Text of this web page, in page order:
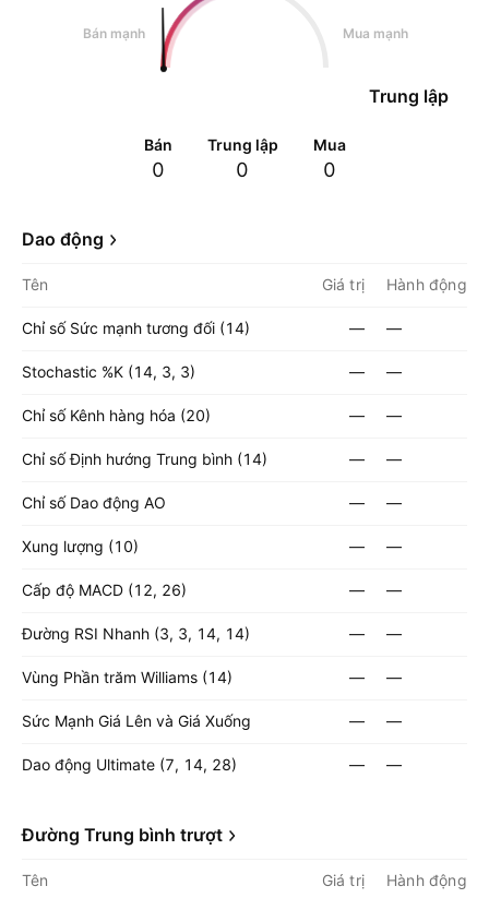
Bán mạnh Mua mạnh
Trung lập
Bán
0
Trung lập
0
Mua
0
Dao động
Tên Giá trị Hành động
Chỉ số Sức mạnh tương đối (14) — —
Stochastic %K (14, 3, 3) — —
Chỉ số Kênh hàng hóa (20) — —
Chỉ số Định hướng Trung bình (14) — —
Chỉ số Dao động AO — —
Xung lượng (10) — —
Cấp độ MACD (12, 26) — —
Đường RSI Nhanh (3, 3, 14, 14) — —
Vùng Phần trăm Williams (14) — —
Sức Mạnh Giá Lên và Giá Xuống — —
Dao động Ultimate (7, 14, 28) — —
Đường Trung bình trượt
Tên Giá trị Hành động